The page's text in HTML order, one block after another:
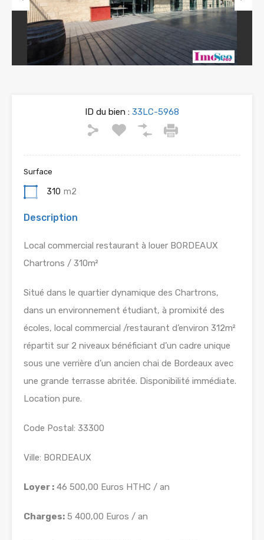
Previous Next
ID du bien : 33LC-5968
Surface
310 m2
Description
Local commercial restaurant à louer BORDEAUX
Chartrons / 310m²
Situé dans le quartier dynamique des Chartrons,
dans un environnement étudiant, à promixité des
écoles, local commercial /restaurant d’environ 312m²
répartit sur 2 niveaux bénéficiant d’un cadre unique
sous une verrière d’un ancien chai de Bordeaux avec
une grande terrasse abritée. Disponibilité immédiate.
Location pure.
Code Postal: 33300
Ville: BORDEAUX
Loyer : 46 500,00 Euros HTHC / an
Charges: 5 400,00 Euros / an